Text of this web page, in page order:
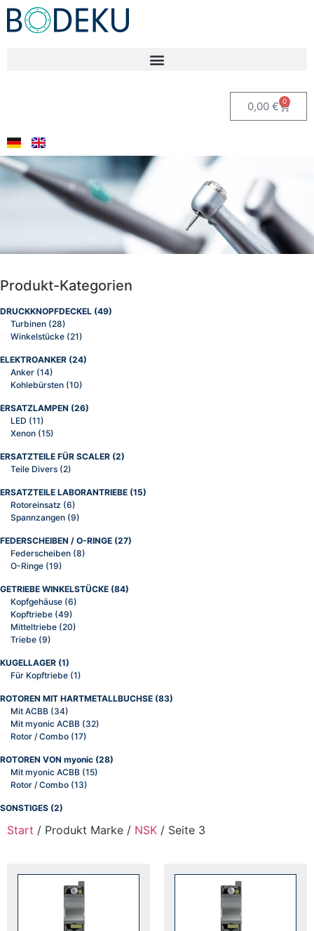
0,00 € 0
Produkt-Kategorien
DRUCKKNOPFDECKEL (49)
Turbinen (28)
Winkelstücke (21)
ELEKTROANKER (24)
Anker (14)
Kohlebürsten (10)
ERSATZLAMPEN (26)
LED (11)
Xenon (15)
ERSATZTEILE FÜR SCALER (2)
Teile Divers (2)
ERSATZTEILE LABORANTRIEBE (15)
Rotoreinsatz (6)
Spannzangen (9)
FEDERSCHEIBEN / O-RINGE (27)
Federscheiben (8)
O-Ringe (19)
GETRIEBE WINKELSTÜCKE (84)
Kopfgehäuse (6)
Kopftriebe (49)
Mitteltriebe (20)
Triebe (9)
KUGELLAGER (1)
Für Kopftriebe (1)
ROTOREN MIT HARTMETALLBUCHSE (83)
Mit ACBB (34)
Mit myonic ACBB (32)
Rotor / Combo (17)
ROTOREN VON myonic (28)
Mit myonic ACBB (15)
Rotor / Combo (13)
SONSTIGES (2)
Start / Produkt Marke / NSK / Seite 3